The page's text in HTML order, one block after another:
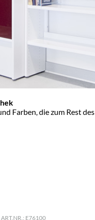
Farben, die zum Rest des
ART.NR.: E76100